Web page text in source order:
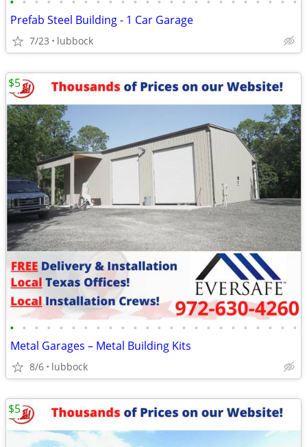
Prefab Steel Building - 1 Car Garage
7/23 lubbock
• • • • • • • • • • • • • • • • • • • • • • • •
Metal Garages – Metal Building Kits
8/6 lubbock
$5
$5